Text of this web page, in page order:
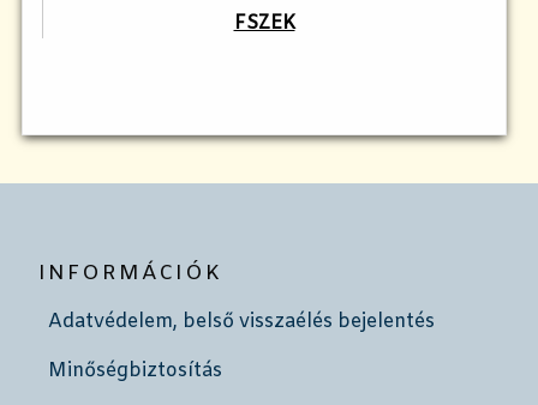
FSZEK
INFORMÁCIÓK
Adatvédelem, belső visszaélés bejelentés
Minőségbiztosítás